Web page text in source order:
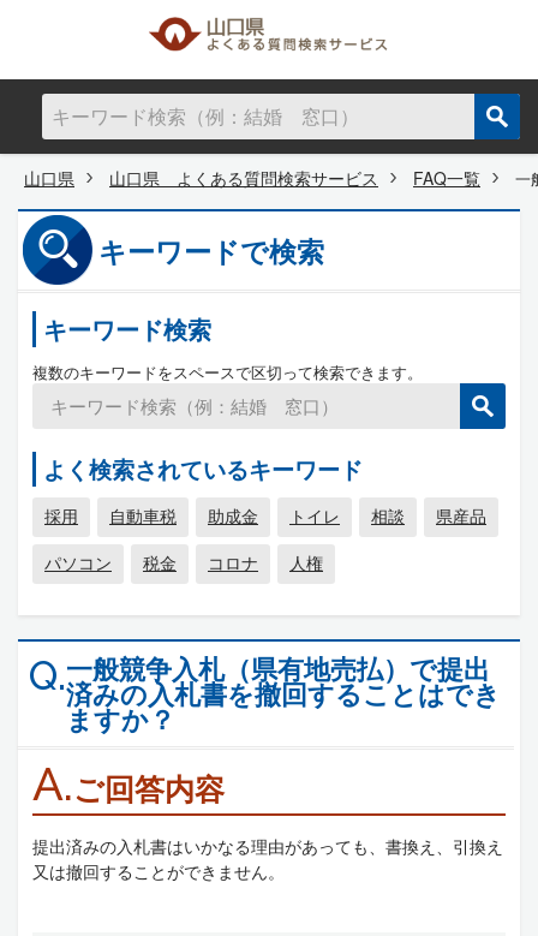
山口県 山口県 よくある質問検索サービス FAQ一覧 一
キーワードで検索
キーワード検索
複数のキーワードをスペースで区切って検索できます。
よく検索されているキーワード
採用 自動車税 助成金 トイレ 相談
県産品
パソコン
税金 コロナ 人権
Q.一般競争入札（県有地売払）で提出
済みの入札書を撤回することはでき
ますか？
A.ご回答内容
提出済みの入札書はいかなる理由があっても、書換え、引換え
又は撤回することができません。